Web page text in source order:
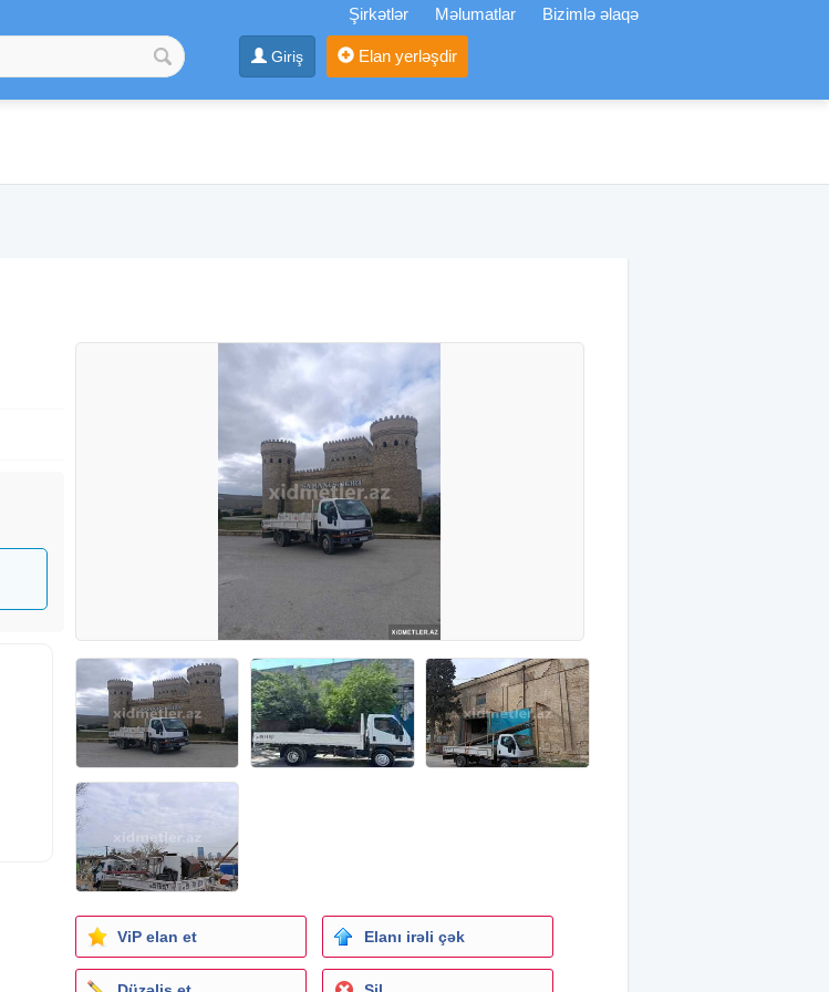
Şirkətlər Məlumatlar Bizimlə əlaqə
Giriş Elan yerləşdir
ViP elan et Elanı irəli çək